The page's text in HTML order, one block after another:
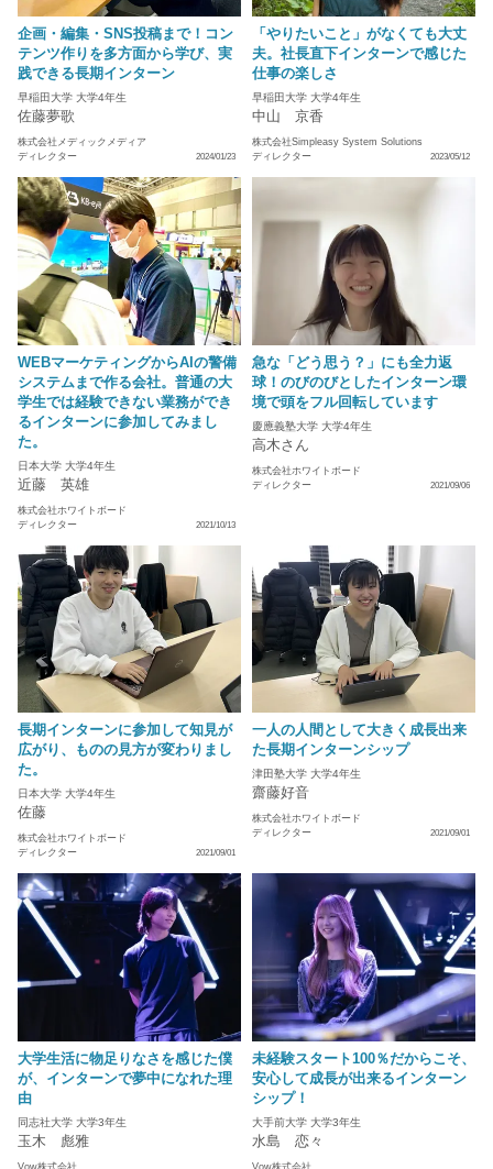
企画・編集・SNS投稿まで！コン
テンツ作りを多方面から学び、実
践できる長期インターン
早稲田大学 大学4年生
佐藤夢歌
株式会社メディックメディア
ディレクター
2024/01/23
「やりたいこと」がなくても大丈
夫。社長直下インターンで感じた
仕事の楽しさ
早稲田大学 大学4年生
中山 京香
株式会社Simpleasy System Solutions
ディレクター
2023/05/12
WEBマーケティングからAIの警備
システムまで作る会社。普通の大
学生では経験できない業務ができ
るインターンに参加してみまし
た。
日本大学 大学4年生
近藤 英雄
株式会社ホワイトボード
ディレクター
2021/10/13
急な「どう思う？」にも全力返
球！のびのびとしたインターン環
境で頭をフル回転しています
慶應義塾大学 大学4年生
高木さん
株式会社ホワイトボード
ディレクター
2021/09/06
長期インターンに参加して知見が
広がり、ものの見方が変わりまし
た。
日本大学 大学4年生
佐藤
株式会社ホワイトボード
ディレクター
2021/09/01
一人の人間として大きく成長出来
た長期インターンシップ
津田塾大学 大学4年生
齋藤好音
株式会社ホワイトボード
ディレクター
2021/09/01
大学生活に物足りなさを感じた僕
が、インターンで夢中になれた理
由
同志社大学 大学3年生
玉木 彪雅
Vow株式会社
未経験スタート100％だからこそ、
安心して成長が出来るインターン
シップ！
大手前大学 大学3年生
水島 恋々
Vow株式会社